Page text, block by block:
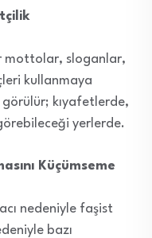
mottolar, sloganlar,
kullanmaya
kıyafetlerde,
yerlerde.
Küçümseme
nedeniyle faşist
bazı